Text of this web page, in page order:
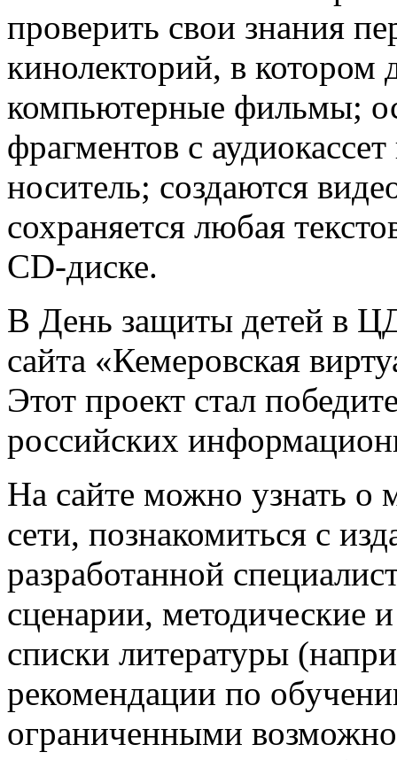
проверить свои знания
кинолекторий, в котором
компьютерные фильмы;
фрагментов с
носитель; создаются
сохраняется любая
CD-диске.
В День защиты детей в
сайта «Кемеровская
Этот проект стал
российских
На сайте можно узнать о
сети, познакомиться с
разработанной
сценарии, методические
списки литературы
рекомендации по
ограниченными